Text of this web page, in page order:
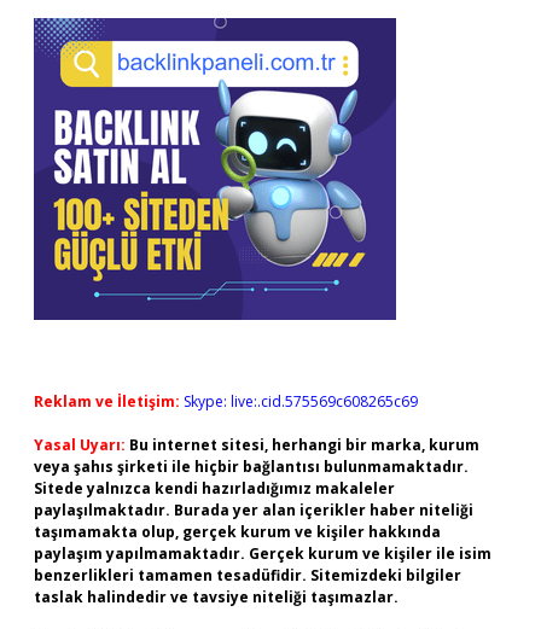
Reklam ve İletişim: Skype: live:.cid.575569c608265c69
Yasal Uyarı: Bu internet sitesi, herhangi bir marka, kurum
veya şahıs şirketi ile hiçbir bağlantısı bulunmamaktadır.
Sitede yalnızca kendi hazırladığımız makaleler
paylaşılmaktadır. Burada yer alan içerikler haber niteliği
taşımamakta olup, gerçek kurum ve kişiler hakkında
paylaşım yapılmamaktadır. Gerçek kurum ve kişiler ile isim
benzerlikleri tamamen tesadüfidir. Sitemizdeki bilgiler
taslak halindedir ve tavsiye niteliği taşımazlar.